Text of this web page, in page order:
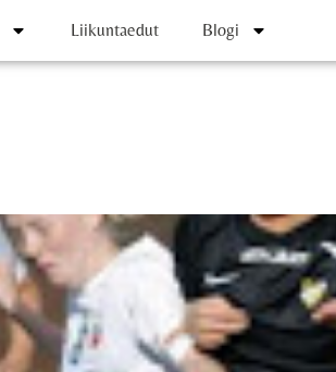
Liikuntaedut Blogi